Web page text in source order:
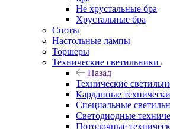
Не хрустальные бра
Хрустальные бра
Споты
Настольные лампы
Торшеры
Технические светильники
Назад
Технические
Карданные
Специальные
Светодиодные
Потолочные